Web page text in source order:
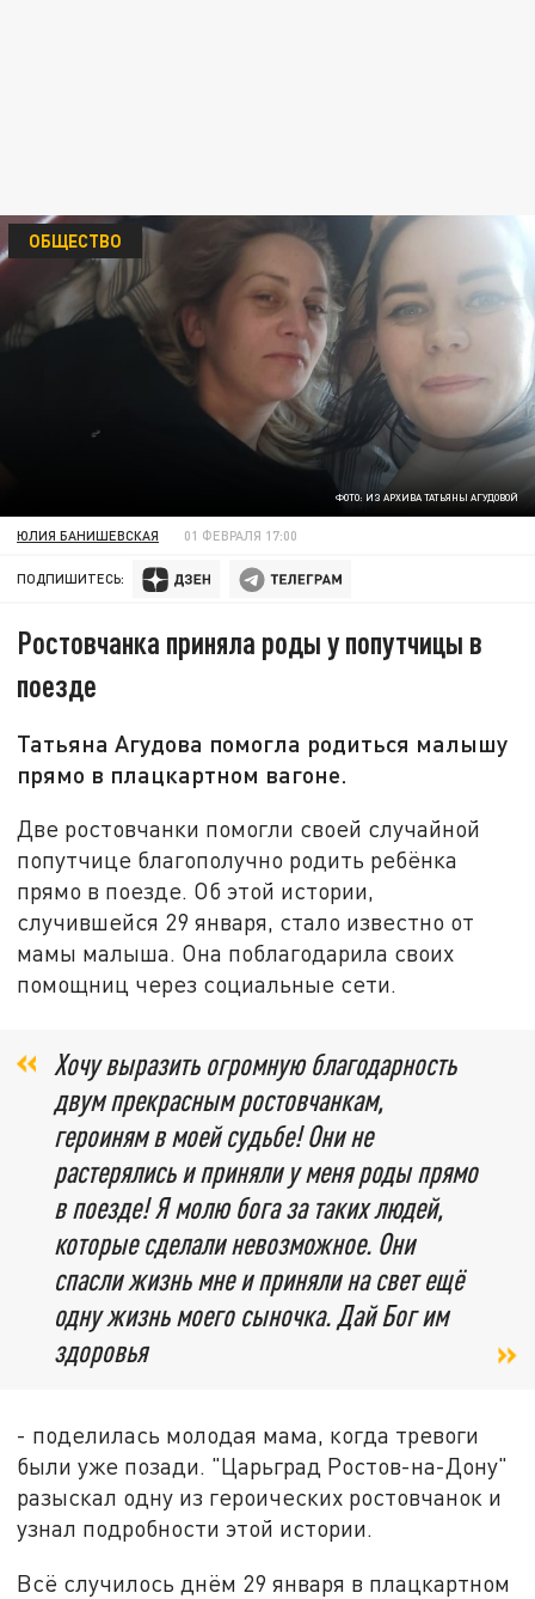
ФОТО: ИЗ АРХИВА ТАТЬЯНЫ АГУДОВОЙ
ОБЩЕСТВО
ЮЛИЯ БАНИШЕВСКАЯ 01 ФЕВРАЛЯ 17:00
ПОДПИШИТЕСЬ:
Ростовчанка приняла роды у попутчицы в
поезде
Татьяна Агудова помогла родиться малышу
прямо в плацкартном вагоне.
Две ростовчанки помогли своей случайной
попутчице благополучно родить ребёнка
прямо в поезде. Об этой истории,
случившейся 29 января, стало известно от
мамы малыша. Она поблагодарила своих
помощниц через социальные сети.
Хочу выразить огромную благодарность
двум прекрасным ростовчанкам,
героиням в моей судьбе! Они не
растерялись и приняли у меня роды прямо
в поезде! Я молю бога за таких людей,
которые сделали невозможное. Они
спасли жизнь мне и приняли на свет ещё
одну жизнь моего сыночка. Дай Бог им
здоровья
- поделилась молодая мама, когда тревоги
были уже позади. "Царьград Ростов-на-Дону"
разыскал одну из героических ростовчанок и
узнал подробности этой истории.
Всё случилось днём 29 января в плацкартном